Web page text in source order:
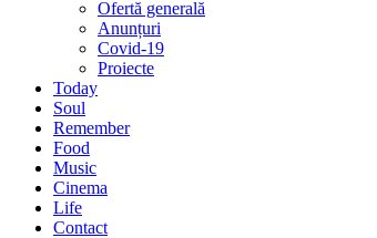
Ofertă generală
Anunțuri
Covid-19
Proiecte
Today
Soul
Remember
Food
Music
Cinema
Life
Contact